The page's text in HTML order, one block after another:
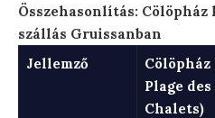
Összehasonlítás:
szállás Gruissanban
Jellemző
Cölöpház
Plage des
Chalets)